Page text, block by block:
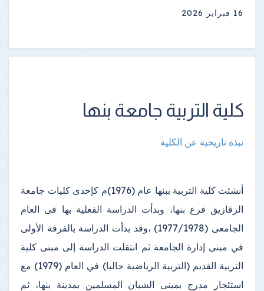
16 فبراير 2026
كلية التربية جامعة بنها
نبذة تاريخية عن الكلية
أنشئت كلية التربية ببنها عام (1976)م كإحدى كليات جامعة
الزقازيق فرع بنها، وبدأت الدراسة الفعلية بها فى العام
الجامعى (1977/1978) ،وقد بدأت الدراسة بالفرقة الأولى
في مبنى إدارة الجامعة ثم انتقلت الدراسة إلى مبنى كلية
التربية القديم (التربية الرياضية حاليا) في العام (1979) مع
استئجار مدرج بمبنى الشبان المسلمين بمدينة بنها، ثم